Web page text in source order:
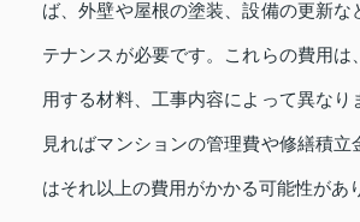
ば、外壁や屋根の塗装、設備の更新な
テナンスが必要です。これらの費用は
用する材料、工事内容によって異なり
見ればマンションの管理費や修繕積立
はそれ以上の費用がかかる可能性があ